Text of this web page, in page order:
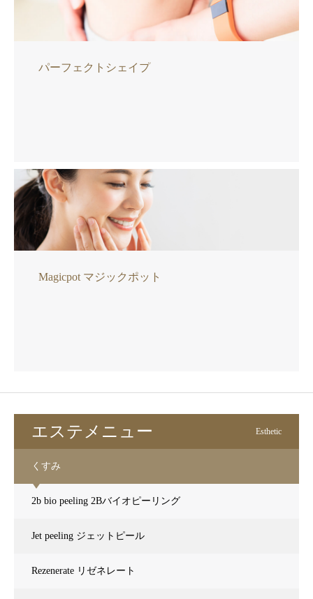
パーフェクトシェイプ
Magicpot マジックポット
エステメニュー Esthetic
くすみ
2b bio peeling 2Bバイオピーリング
Jet peeling ジェットピール
Rezenerate リゼネレート